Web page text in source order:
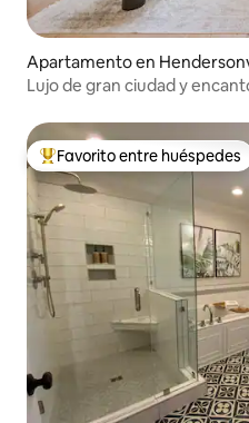
Apartamento en
Lujo de gran ciudad y
Favorito entre huéspedes
Favorito entre huéspedes